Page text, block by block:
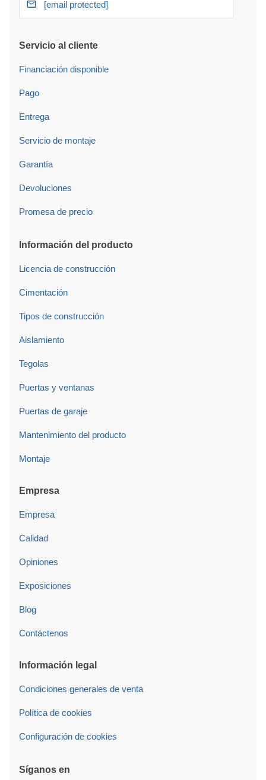
[email protected]
Servicio al cliente
Financiación disponible
Pago
Entrega
Servicio de montaje
Garantía
Devoluciones
Promesa de precio
Información del producto
Licencia de construcción
Cimentación
Tipos de construcción
Aislamiento
Tegolas
Puertas y ventanas
Puertas de garaje
Mantenimiento del producto
Montaje
Empresa
Empresa
Calidad
Opiniones
Exposiciones
Blog
Contáctenos
Información legal
Condiciones generales de venta
Política de cookies
Configuración de cookies
Síganos en